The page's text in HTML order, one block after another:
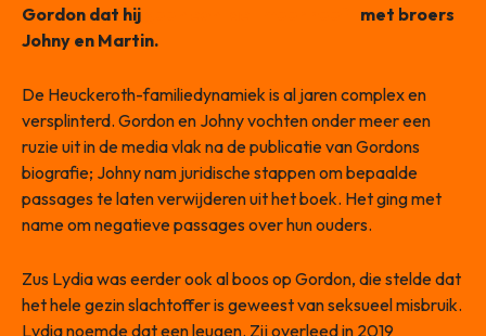
Gordon dat hij
met broers
Johny en Martin.
De Heuckeroth-familiedynamiek is al jaren complex en
versplinterd. Gordon en Johny vochten onder meer een
ruzie uit in de media vlak na de publicatie van Gordons
biografie; Johny nam juridische stappen om bepaalde
passages te laten verwijderen uit het boek. Het ging met
name om negatieve passages over hun ouders.
Zus Lydia was eerder ook al boos op Gordon, die stelde dat
het hele gezin slachtoffer is geweest van seksueel misbruik.
Lydia noemde dat een leugen. Zij overleed in 2019